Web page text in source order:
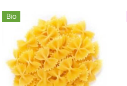
Bio